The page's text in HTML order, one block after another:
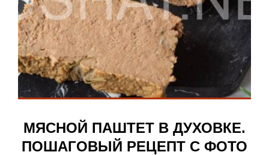
МЯСНОЙ ПАШТЕТ В ДУХОВКЕ.
ПОШАГОВЫЙ РЕЦЕПТ С ФОТО